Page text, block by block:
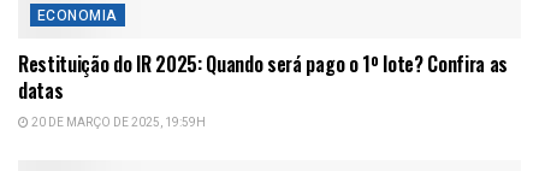
ECONOMIA
Restituição do IR 2025: Quando será pago o 1º lote? Confira as
datas
20 DE MARÇO DE 2025, 19:59H